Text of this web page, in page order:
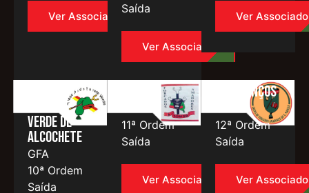
Ver Associado
Saída
Ver Associado
Ver Associado
Aposento do
Barrete
Verde de
Alcochete
GFA
10ª Ordem
Saída
11ª Ordem
Saída
Ver Associado
São Manços
12ª Ordem
Saída
Ver Associado